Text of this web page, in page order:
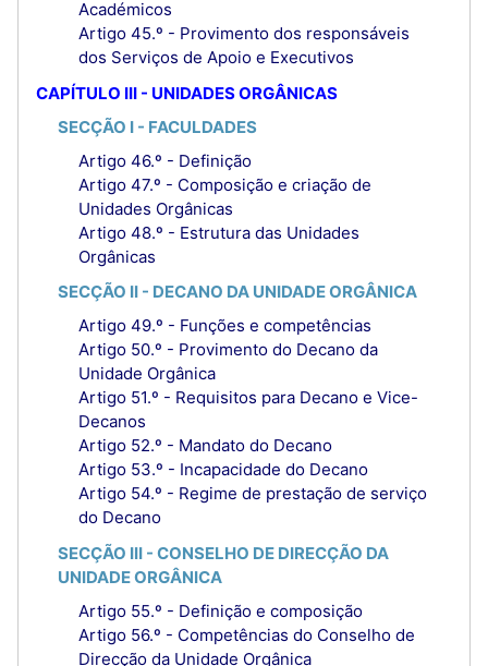
Académicos
Artigo 45.º - Provimento dos responsáveis
dos Serviços de Apoio e Executivos
CAPÍTULO III - UNIDADES ORGÂNICAS
SECÇÃO I - FACULDADES
Artigo 46.º - Definição
Artigo 47.º - Composição e criação de
Unidades Orgânicas
Artigo 48.º - Estrutura das Unidades
Orgânicas
SECÇÃO II - DECANO DA UNIDADE ORGÂNICA
Artigo 49.º - Funções e competências
Artigo 50.º - Provimento do Decano da
Unidade Orgânica
Artigo 51.º - Requisitos para Decano e Vice-
Decanos
Artigo 52.º - Mandato do Decano
Artigo 53.º - Incapacidade do Decano
Artigo 54.º - Regime de prestação de serviço
do Decano
SECÇÃO III - CONSELHO DE DIRECÇÃO DA
UNIDADE ORGÂNICA
Artigo 55.º - Definição e composição
Artigo 56.º - Competências do Conselho de
Direcção da Unidade Orgânica